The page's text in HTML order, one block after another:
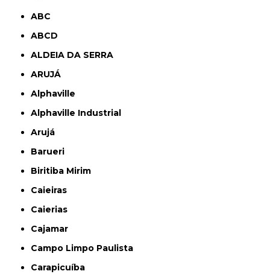
ABC
ABCD
ALDEIA DA SERRA
ARUJÁ
Alphaville
Alphaville Industrial
Arujá
Barueri
Biritiba Mirim
Caieiras
Caierias
Cajamar
Campo Limpo Paulista
Carapicuíba